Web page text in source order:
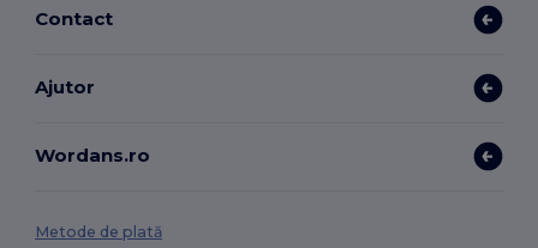
Contact
Ajutor
Wordans.ro
Metode de plată